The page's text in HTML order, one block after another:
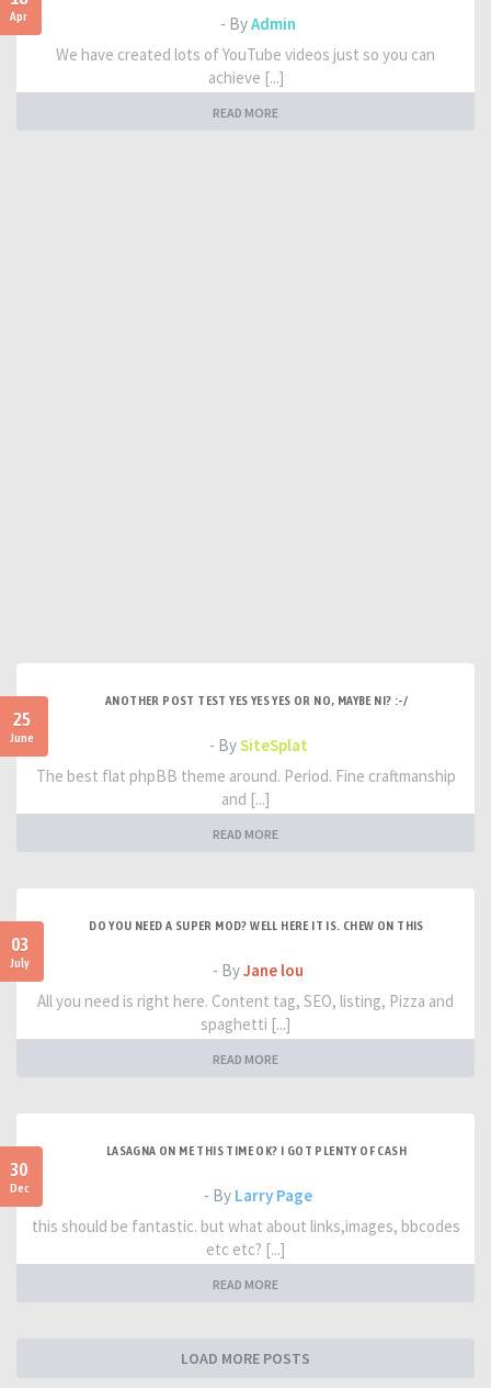
Apr - ByAdmin
We have created lots of YouTube videos just so you can
achieve [...]
READ MORE
25
June
ANOTHER POST TEST YES YES YES OR NO, MAYBE NI? :-/
- BySiteSplat
The best flat phpBB theme around. Period. Fine craftmanship
and [...]
READ MORE
03
July
DO YOU NEED A SUPER MOD? WELL HERE IT IS. CHEW ON THIS
- ByJane lou
All you need is right here. Content tag, SEO, listing, Pizza and
spaghetti [...]
READ MORE
30
Dec
LASAGNA ON ME THIS TIME OK? I GOT PLENTY OF CASH
- By Larry Page
this should be fantastic. but what about links,images, bbcodes
etc etc? [...]
READ MORE
LOAD MORE POSTS